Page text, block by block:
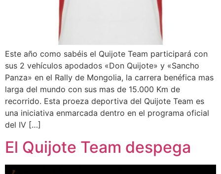
Este año como sabéis el Quijote Team participará con
sus 2 vehículos apodados «Don Quijote» y «Sancho
Panza» en el Rally de Mongolia, la carrera benéfica mas
larga del mundo con sus mas de 15.000 Km de
recorrido. Esta proeza deportiva del Quijote Team es
una iniciativa enmarcada dentro en el programa oficial
del IV […]
El Quijote Team despega